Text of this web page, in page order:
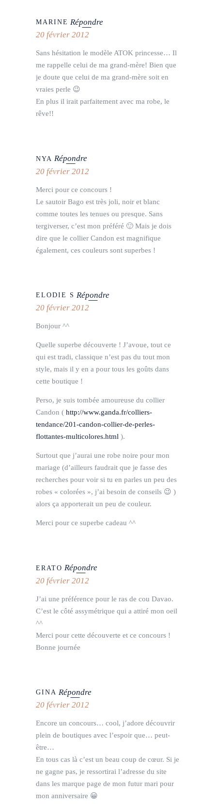
MARINE Répondre
20 février 2012
Sans hésitation le modèle ATOK princesse… Il
me rappelle celui de ma grand-mère! Bien que
je doute que celui de ma grand-mère soit en
vraies perle 😉
En plus il irait parfaitement avec ma robe, le
rêve!!
NYA Répondre
20 février 2012
Merci pour ce concours !
Le sautoir Bago est très joli, noir et blanc
comme toutes les tenues ou presque. Sans
tergiverser, c’est mon préféré 🙂 Mais je dois
dire que le collier Candon est magnifique
également, ces couleurs sont superbes !
ELODIE S Répondre
20 février 2012
Bonjour ^^
Quelle superbe découverte ! J’avoue, tout ce
qui est tradi, classique n’est pas du tout mon
style, mais il y en a pour tous les goûts dans
cette boutique !
Perso, je suis tombée amoureuse du collier
Candon ( http://www.ganda.fr/colliers-
tendance/201-candon-collier-de-perles-
flottantes-multicolores.html ).
Surtout que j’aurai une robe noire pour mon
mariage (d’ailleurs faudrait que je fasse des
recherches pour voir si tu en parles un peu des
robes « colorées », j’ai besoin de conseils 😉 )
alors ça apporterait un peu de couleur.
Merci pour ce superbe cadeau ^^
ERATO Répondre
20 février 2012
J’ai une préférence pour le ras de cou Davao.
C’est le côté assymétrique qui a attiré mon oeil
^^
Merci pour cette découverte et ce concours !
Bonne journée
GINA Répondre
20 février 2012
Encore un concours… cool, j’adore découvrir
plein de boutiques avec l’espoir que… peut-
être…
En tous cas là c’est un beau coup de cœur. Si je
ne gagne pas, je ressortirai l’adresse du site
dans les marque page de mon futur mari pour
mon anniversaire 😀